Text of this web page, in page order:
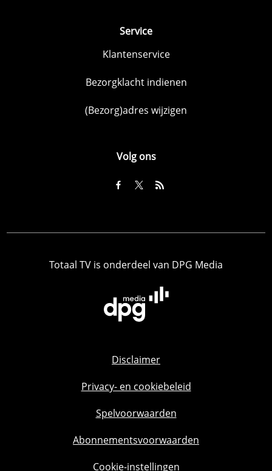
Service
Klantenservice
Bezorgklacht indienen
(Bezorg)adres wijzigen
Volg ons
Totaal TV is onderdeel van DPG Media
Disclaimer
Privacy- en cookiebeleid
Spelvoorwaarden
Abonnementsvoorwaarden
Cookie-instellingen